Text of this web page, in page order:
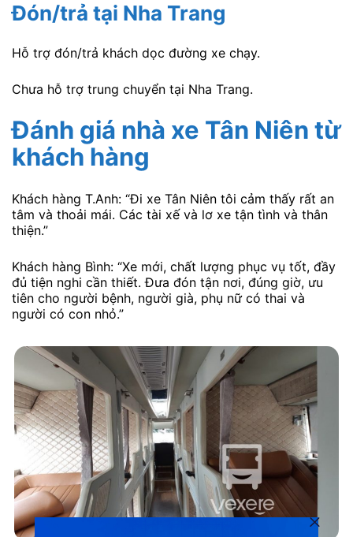
Đón/trả tại Nha Trang
Hỗ trợ đón/trả khách dọc đường xe chạy.
Chưa hỗ trợ trung chuyển tại Nha Trang.
Đánh giá nhà xe Tân Niên từ
khách hàng
Khách hàng T.Anh: “Đi xe Tân Niên tôi cảm thấy rất an
tâm và thoải mái. Các tài xế và lơ xe tận tình và thân
thiện.”
Khách hàng Bình: “Xe mới, chất lượng phục vụ tốt, đầy
đủ tiện nghi cần thiết. Đưa đón tận nơi, đúng giờ, ưu
tiên cho người bệnh, người già, phụ nữ có thai và
người có con nhỏ.”